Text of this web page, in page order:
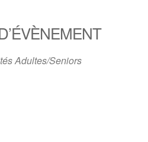
iCalendar
Adultes/Seniors